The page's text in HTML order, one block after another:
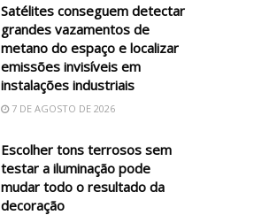
Satélites conseguem detectar
grandes vazamentos de
metano do espaço e localizar
emissões invisíveis em
instalações industriais
7 DE AGOSTO DE 2026
Escolher tons terrosos sem
testar a iluminação pode
mudar todo o resultado da
decoração